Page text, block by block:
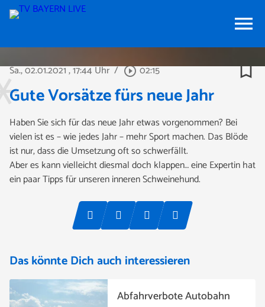
menu
Sa., 02.01.2021, 17:44 Uhr / play_circle_outline02:15 bookmark_border
Gute Vorsätze fürs neue Jahr
Haben Sie sich für das neue Jahr etwas vorgenommen? Bei
vielen ist es – wie jedes Jahr – mehr Sport machen. Das Blöde
ist nur, dass die Umsetzung oft so schwerfällt.
Aber es kann vielleicht diesmal doch klappen… eine Expertin hat
ein paar Tipps für unseren inneren Schweinehund.
Das könnte Dich auch interessieren
Abfahrverbote Autobahn